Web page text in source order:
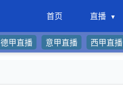
首页 直播
德甲直播 意甲直播 西甲直播